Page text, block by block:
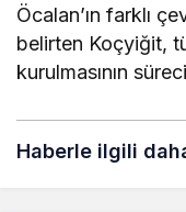
Öcalan’ın farklı
belirten Koçyiğit,
kurulmasının
Haberle ilgili